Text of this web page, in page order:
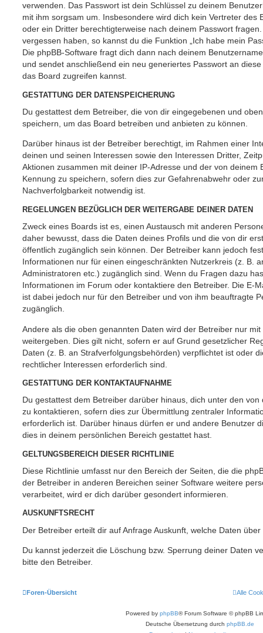
verwenden. Das Passwort ist dein Schlüssel zu deinem
mit ihm sorgsam um. Insbesondere wird dich kein Vertreter des
oder ein Dritter berechtigterweise nach deinem Passwort
vergessen haben, so kannst du die Funktion „Ich habe mein
Die phpBB-Software fragt dich dann nach deinem
und sendet anschließend ein neu generiertes Passwort an
das Board zugreifen kannst.
GESTATTUNG DER DATENSPEICHERUNG
Du gestattest dem Betreiber, die von dir eingegebenen und
speichern, um das Board betreiben und anbieten zu können.
Darüber hinaus ist der Betreiber berechtigt, im Rahmen einer
deinen und seinen Interessen sowie den Interessen Dritter,
Aktionen zusammen mit deiner IP-Adresse und der von deinem
Kennung zu speichern, sofern dies zur Gefahrenabwehr oder
Nachverfolgbarkeit notwendig ist.
REGELUNGEN BEZÜGLICH DER WEITERGABE DEINER DATEN
Zweck eines Boards ist es, einen Austausch mit anderen
daher bewusst, dass die Daten deines Profils und die von dir
öffentlich zugänglich sein können. Der Betreiber kann jedoch
Informationen nur für einen eingeschränkten Nutzerkreis (z. B.
Administratoren etc.) zugänglich sind. Wenn du Fragen dazu
Informationen im Forum oder kontaktiere den Betreiber. Die E-
ist dabei jedoch nur für den Betreiber und von ihm beauftragte
zugänglich.
Andere als die oben genannten Daten wird der Betreiber nur
weitergeben. Dies gilt nicht, sofern er auf Grund gesetzlicher
Daten (z. B. an Strafverfolgungsbehörden) verpflichtet ist oder
rechtlicher Interessen erforderlich sind.
GESTATTUNG DER KONTAKTAUFNAHME
Du gestattest dem Betreiber darüber hinaus, dich unter den
zu kontaktieren, sofern dies zur Übermittlung zentraler
erforderlich ist. Darüber hinaus dürfen er und andere Benutzer
dies in deinem persönlichen Bereich gestattet hast.
GELTUNGSBEREICH DIESER RICHTLINIE
Diese Richtlinie umfasst nur den Bereich der Seiten, die die
der Betreiber in anderen Bereichen seiner Software weitere
verarbeitet, wird er dich darüber gesondert informieren.
AUSKUNFTSRECHT
Der Betreiber erteilt dir auf Anfrage Auskunft, welche Daten
Du kannst jederzeit die Löschung bzw. Sperrung deiner Daten
bitte den Betreiber.
Foren-Übersicht Alle
Powered by phpBB® Forum Software © phpBB
Deutsche Übersetzung durch phpBB.de